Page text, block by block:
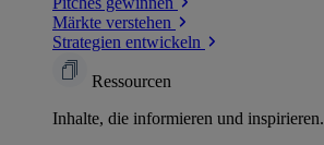
Märkte verstehen
Strategien entwickeln
Ressourcen
Inhalte, die informieren und inspirieren.